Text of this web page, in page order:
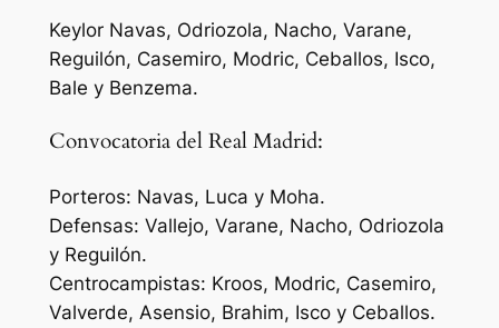
Keylor Navas, Odriozola, Nacho, Varane,
Reguilón, Casemiro, Modric, Ceballos, Isco,
Bale y Benzema.
Convocatoria del Real Madrid:
Porteros: Navas, Luca y Moha.
Defensas: Vallejo, Varane, Nacho, Odriozola
y Reguilón.
Centrocampistas: Kroos, Modric, Casemiro,
Valverde, Asensio, Brahim, Isco y Ceballos.